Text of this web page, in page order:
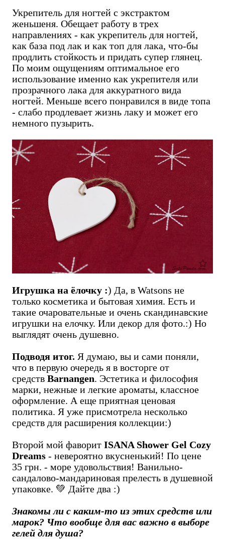
Укрепитель для ногтей с экстрактом
женьшеня. Обещает работу в трех
направлениях - как укрепитель для ногтей,
как база под лак и как топ для лака, что-бы
продлить стойкость и придать супер глянец.
По моим ощущениям оптимальное его
использование именно как укрепителя или
прозрачного лака для аккуратного вида
ногтей. Меньше всего понравился в виде топа
- слабо продлевает жизнь лаку и может его
немного пузырить.
Игрушка на ёлочку :) Да, в Watsons не
только косметика и бытовая химия. Есть и
такие очаровательные и очень скандинавские
игрушки на елочку. Или декор для фото.:) Но
выглядят очень душевно.
Подводя итог. Я думаю, вы и сами поняли,
что в первую очередь я в восторге от
средств Barnangen. Эстетика и философия
марки, нежные и легкие ароматы, классное
оформление. А еще приятная ценовая
политика. Я уже присмотрела несколько
средств для расширения коллекции:)
Второй мой фаворит ISANA Shower Gel Cozy
Dreams - невероятно вкусненький! По цене
35 грн. - море удовольствия! Ванильно-
сандалово-мандариновая прелесть в душевной
упаковке. 💚 Дайте два :)
Знакомы ли с каким-то из этих средств или
марок? Что вообще для вас важно в выборе
гелей для душа?